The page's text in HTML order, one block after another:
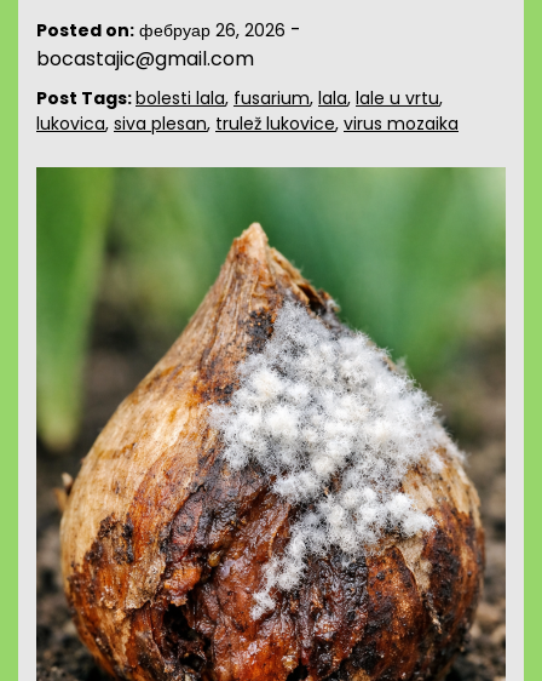
Posted on: фебруар 26, 2026 -
bocastajic@gmail.com
Post Tags:bolesti lala, fusarium, lala, lale u vrtu,
lukovica, siva plesan, trulež lukovice, virus mozaika